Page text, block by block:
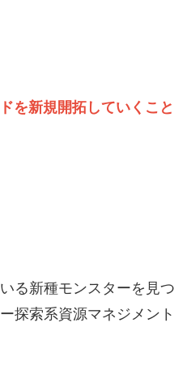
を新規開拓していくこと
る新種モンスターを見つ
探索系資源マネジメント